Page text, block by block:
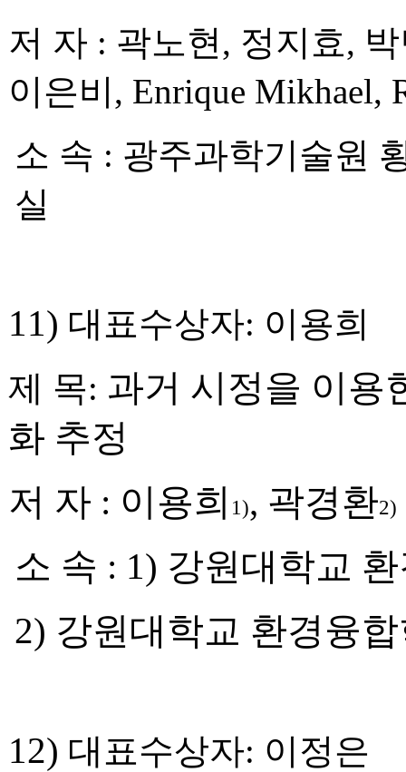
저 자 : 곽노현, 정지효,
이은비, Enrique Mikhael,
소 속 : 광주과학기술원
실
11) 대표수상자: 이용희
제 목: 과거 시정을 이용
화 추정
저 자 : 이용희 1), 곽경환2)
소 속 : 1) 강원대학교
2) 강원대학교 환경융
12) 대표수상자: 이정은